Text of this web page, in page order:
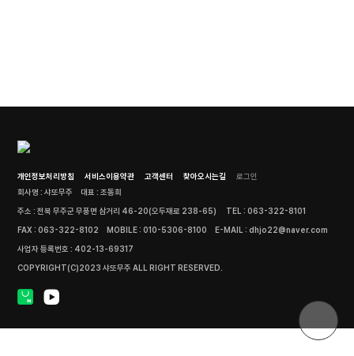
개인정보처리방침 서비스이용약관 고객센터 찾아오시는길
로그인
회사명 : 샤또무주
대표 : 조동희
주소 : 전북 무주군 무풍면 삼거리 46-20(오두재로 238-65)
TEL : 063-322-8101
FAX : 063-322-8102
MOBILE : 010-5306-8100
E-MAIL : dhjo22@naver.com
사업자 등록번호 : 402-13-69317
COPYRIGHT(C)2023 샤또무주 ALL RIGHT RESERVED.